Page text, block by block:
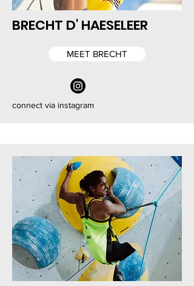
BRECHT D' HAESELEER
MEET BRECHT
connect via instagram